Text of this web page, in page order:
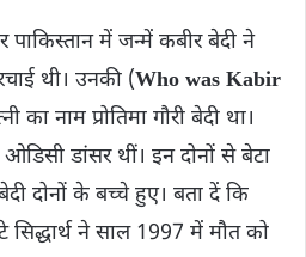
पाकिस्तान में जन्‍में कबीर बेदी ने
थी। उनकी (Who was Kabir
का नाम प्रोतिमा गौरी बेदी था।
ओडिसी डांसर थीं। इन दोनों से बेटा
दोनों के बच्चे हुए। बता दें कि
ने साल 1997 में मौत को